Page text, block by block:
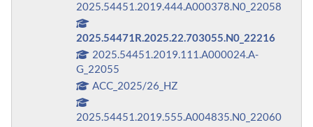
2025.54451.2019.444.A000378.N0_22058
2025.54471R.2025.22.703055.N0_22216
2025.54451.2019.111.A000024.A-
G_22055
ACC_2025/26_HZ
2025.54451.2019.555.A004835.N0_22060